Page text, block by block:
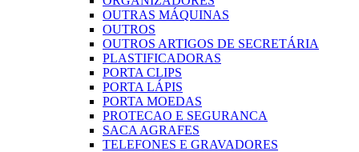
OUTRAS MÁQUINAS
OUTROS
OUTROS ARTIGOS DE SECRETÁRIA
PLASTIFICADORAS
PORTA CLIPS
PORTA LÁPIS
PORTA MOEDAS
PROTECAO E SEGURANCA
SACA AGRAFES
TELEFONES E GRAVADORES